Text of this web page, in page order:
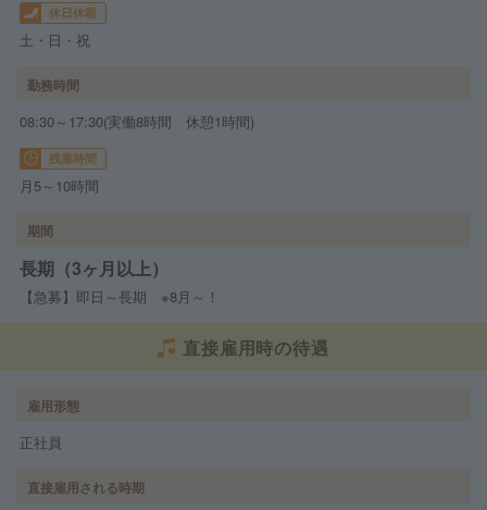
休日休暇
土・日・祝
勤務時間
08:30～17:30(実働8時間 休憩1時間)
残業時間
月5～10時間
期間
長期（3ヶ月以上）
【急募】即日～長期 ※8月～！
直接雇用時の待遇
雇用形態
正社員
直接雇用される時期